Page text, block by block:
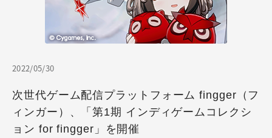
2022/05/30
次世代ゲーム配信プラットフォーム fingger（フ
ィンガー）、「第1期 インディゲームコレクシ
ョン for fingger」を開催